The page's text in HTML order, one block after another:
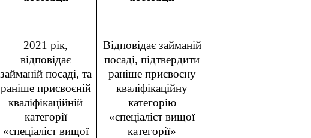
2021 рік,
відповідає
займаній посаді, та
раніше присвоєній
кваліфікаційній
категорії
«спеціаліст вищої
Відповідає займаній
посаді, підтвердити
раніше присвоєну
кваліфікаційну
категорію
«спеціаліст вищої
категорії»